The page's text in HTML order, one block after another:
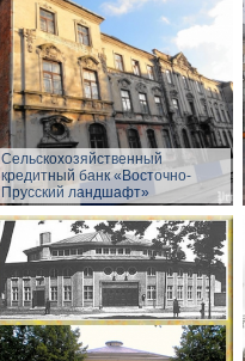
Сельскохозяйственный
кредитный банк «Восточно-
Прусский ландшафт»